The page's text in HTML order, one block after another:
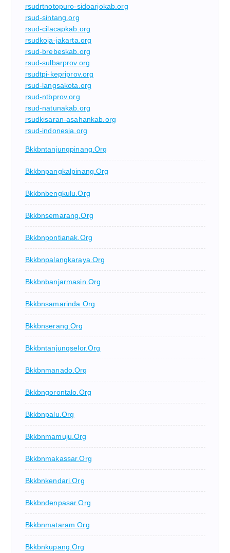
rsudrtnotopuro-sidoarjokab.org
rsud-sintang.org
rsud-cilacapkab.org
rsudkoja-jakarta.org
rsud-brebeskab.org
rsud-sulbarprov.org
rsudtpi-kepriprov.org
rsud-langsakota.org
rsud-ntbprov.org
rsud-natunakab.org
rsudkisaran-asahankab.org
rsud-indonesia.org
Bkkbntanjungpinang.org
Bkkbnpangkalpinang.org
Bkkbnbengkulu.org
Bkkbnsemarang.org
Bkkbnpontianak.org
Bkkbnpalangkaraya.org
Bkkbnbanjarmasin.org
Bkkbnsamarinda.org
Bkkbnserang.org
Bkkbntanjungselor.org
Bkkbnmanado.org
Bkkbngorontalo.org
Bkkbnpalu.org
Bkkbnmamuju.org
Bkkbnmakassar.org
Bkkbnkendari.org
Bkkbndenpasar.org
Bkkbnmataram.org
Bkkbnkupang.org